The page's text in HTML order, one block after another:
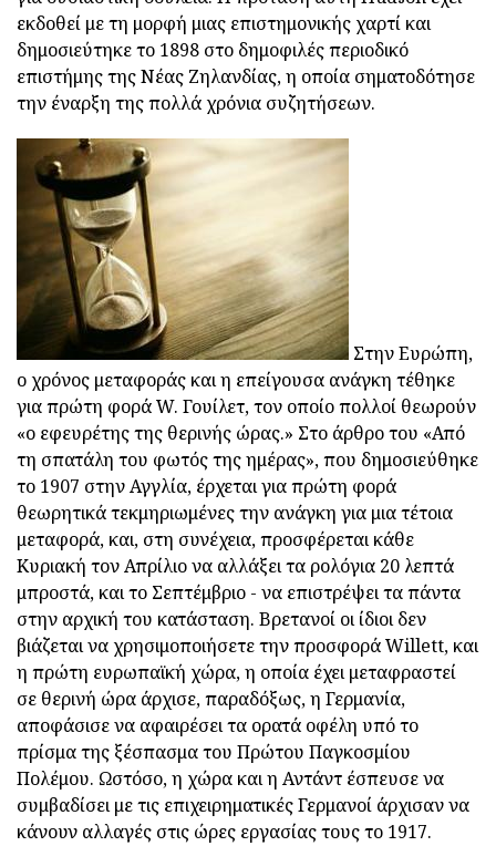
εκδοθεί με τη μορφή μιας επιστημονικής χαρτί και
δημοσιεύτηκε το 1898 στο δημοφιλές περιοδικό
επιστήμης της Νέας Ζηλανδίας, η οποία σηματοδότησε
την έναρξη της πολλά χρόνια συζητήσεων.
Στην Ευρώπη,
ο χρόνος μεταφοράς και η επείγουσα ανάγκη τέθηκε
για πρώτη φορά W. Γουίλετ, τον οποίο πολλοί θεωρούν
«ο εφευρέτης της θερινής ώρας.» Στο άρθρο του «Από
τη σπατάλη του φωτός της ημέρας», που δημοσιεύθηκε
το 1907 στην Αγγλία, έρχεται για πρώτη φορά
θεωρητικά τεκμηριωμένες την ανάγκη για μια τέτοια
μεταφορά, και, στη συνέχεια, προσφέρεται κάθε
Κυριακή τον Απρίλιο να αλλάξει τα ρολόγια 20 λεπτά
μπροστά, και το Σεπτέμβριο - να επιστρέψει τα πάντα
στην αρχική του κατάσταση. Βρετανοί οι ίδιοι δεν
βιάζεται να χρησιμοποιήσετε την προσφορά Willett, και
η πρώτη ευρωπαϊκή χώρα, η οποία έχει μεταφραστεί
σε θερινή ώρα άρχισε, παραδόξως, η Γερμανία,
αποφάσισε να αφαιρέσει τα ορατά οφέλη υπό το
πρίσμα της ξέσπασμα του Πρώτου Παγκοσμίου
Πολέμου. Ωστόσο, η χώρα και η Αντάντ έσπευσε να
συμβαδίσει με τις επιχειρηματικές Γερμανοί άρχισαν να
κάνουν αλλαγές στις ώρες εργασίας τους το 1917.